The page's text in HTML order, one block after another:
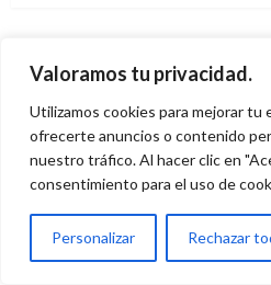
Valoramos tu privacidad.
Utilizamos cookies para mejorar tu
ofrecerte anuncios o contenido
nuestro tráfico. Al hacer clic en
consentimiento para el uso de
Personalizar Rechazar
TAMBIÉN PODRÍA
Ariel Cabrera viernes octubre 2, 2015